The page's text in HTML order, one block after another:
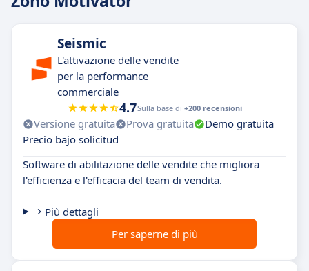
Seismic
L'attivazione delle vendite
per la performance
commerciale
4.7Sulla base di +200 recensioni
Versione gratuita Prova gratuita
Demo gratuita
Precio bajo solicitud
Software di abilitazione delle vendite che migliora
l'efficienza e l'efficacia del team di vendita.
Più dettagli
Per saperne di più